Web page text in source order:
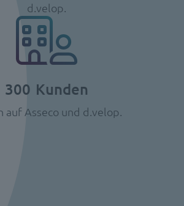
d.velop.
300 Kunden
auf Asseco und d.velop.